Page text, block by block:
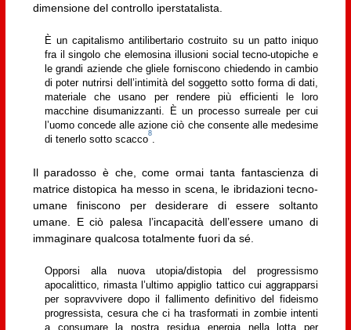
dimensione del controllo iperstatalista.
È un capitalismo antilibertario costruito su un patto iniquo
fra il singolo che elemosina illusioni social tecno-utopiche e
le grandi aziende che gliele forniscono chiedendo in cambio
di poter nutrirsi dell’intimità del soggetto sotto forma di dati,
materiale che usano per rendere più efficienti le loro
macchine disumanizzanti. È un processo surreale per cui
l’uomo concede alle azione ciò che consente alle medesime
di tenerlo sotto scacco
8
.
Il paradosso è che, come ormai tanta fantascienza di
matrice distopica ha messo in scena, le ibridazioni tecno-
umane finiscono per desiderare di essere soltanto
umane. E ciò palesa l’incapacità dell’essere umano di
immaginare qualcosa totalmente fuori da sé.
Opporsi alla nuova utopia/distopia del progressismo
apocalittico, rimasta l’ultimo appiglio tattico cui aggrapparsi
per sopravvivere dopo il fallimento definitivo del fideismo
progressista, cesura che ci ha trasformati in zombie intenti
a consumare la nostra residua energia nella lotta per